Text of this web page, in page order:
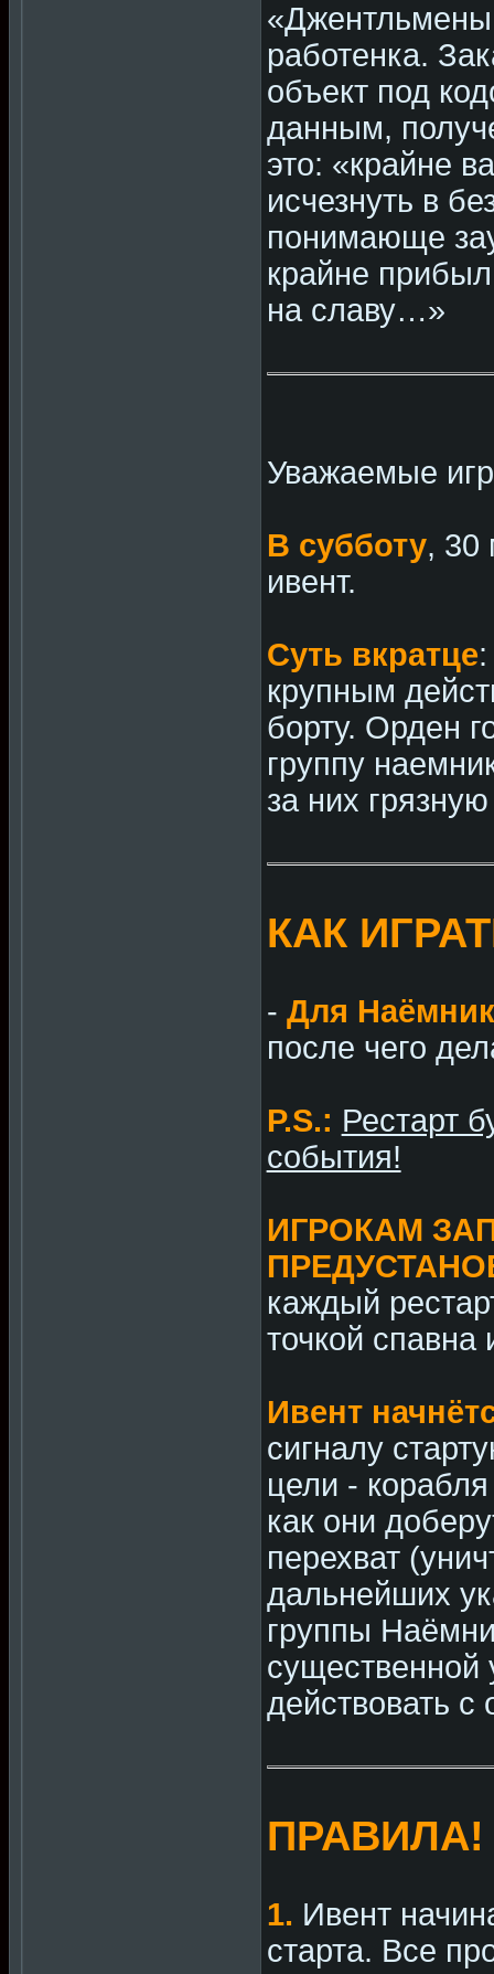
работенка.
объект под
данным,
это: «крайне
исчезнуть в
понимающе
крайне
на славу…»
Уважаемые
В субботу, 30
ивент.
Суть вкратце
крупным
борту. Орден
группу
за них
КАК
- Для
после чего
P.S.: Рестарт
события!
ИГРОКАМ
каждый
точкой спавна
Ивент
сигналу
цели -
как они
перехват
дальнейших
группы
существенной
действовать с
ПРАВИЛА!
1. Ивент
старта. Все